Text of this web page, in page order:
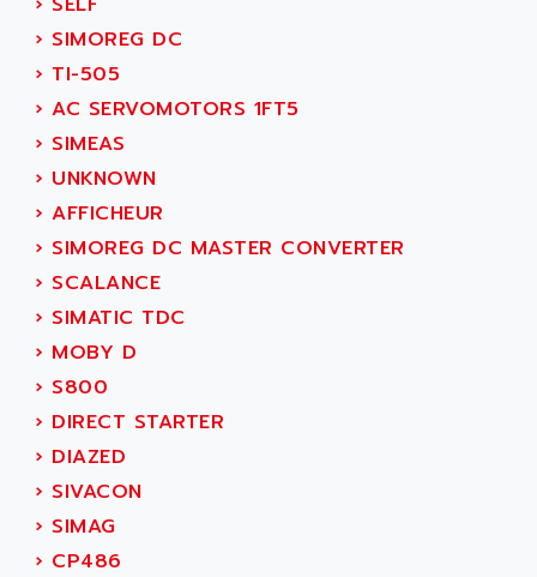
DIAS
SMTBSI
MP
SIMATIC PC
DPH
STATOVAR
UCD
SINUMERIK 820
SIMOREG K
ALIMENTATION
IRT
DIGIPLAN
TPD32
ZELIO
SIMATIC S5-95F
NUM 1040
ANELEC
ANILAM
ANIME
ANIOS
ANKAM
ANKER
ANRITSU
ANS
ANSALDO
ANSELL
ANSMANN
ANSYCO
ANTEC
ANTEK INSTRUMENTS
ANUVA TECHNOLOGIES
ANYBUS
AOIP
› SIMOREG DC
› TI-505
› AC SERVOMOTORS 1FT5
› SIMEAS
› UNKNOWN
› AFFICHEUR
› SIMOREG DC MASTER CONVERTER
› SCALANCE
› SIMATIC TDC
› MOBY D
› S800
› DIRECT STARTER
› DIAZED
› SIVACON
› SIMAG
› CP486